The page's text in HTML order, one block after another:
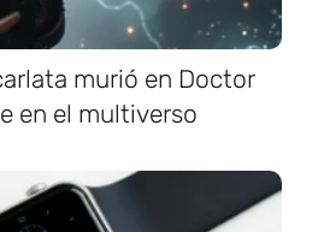
murió en Doctor
en el multiverso